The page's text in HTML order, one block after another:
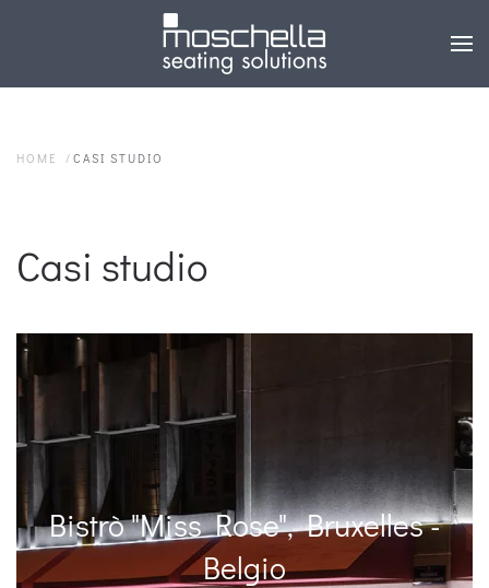
HOME CASI STUDIO
Casi studio
Bistrò "Miss Rose", Bruxelles -
Belgio